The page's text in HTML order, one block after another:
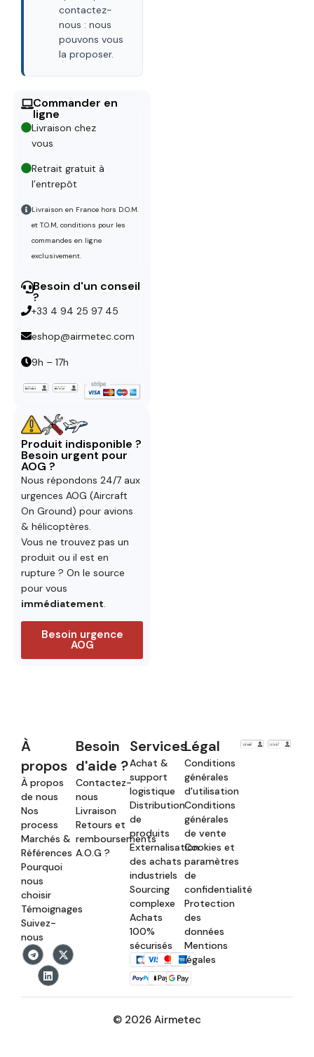
contactez-
nous : nous
pouvons vous
la proposer.
Commander en
ligne
Livraison chez
vous
Retrait gratuit à
l’entrepôt
Livraison en France hors D.O.M.
et T.O.M, conditions pour les
commandes en ligne
exclusivement.
Besoin d'un conseil
?
+33 4 94 25 97 45
eshop@airmetec.com
9h – 17h
Produit indisponible ?
Besoin urgent pour
AOG ?
Nous répondons 24/7 aux
urgences AOG (Aircraft
On Ground) pour avions
& hélicoptères.
Vous ne trouvez pas un
produit ou il est en
rupture ? On le source
pour vous
immédiatement.
Besoin urgence
AOG
À
propos
À propos
de nous
Nos
process
Marchés &
Références
Pourquoi
nous
choisir
Témoignages
Suivez-
nous
Besoin
d'aide ?
Contactez-
nous
Livraison
Retours et
remboursements
A.O.G ?
Services
Achat &
support
logistique
Distribution
de
produits
Externalisation
des achats
industriels
Sourcing
complexe
Achats
100%
sécurisés
Légal
Conditions
générales
d'utilisation
Conditions
générales
de vente
Cookies et
paramètres
de
confidentialité
Protection
des
données
Mentions
légales
© 2026 Airmetec